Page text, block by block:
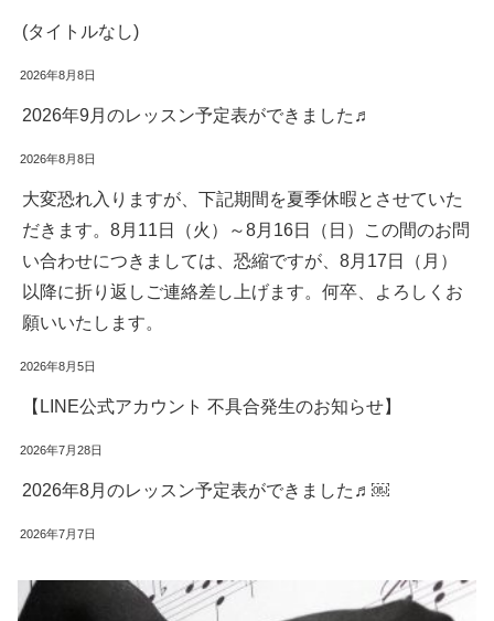
(タイトルなし)
2026年8月8日
2026年9月のレッスン予定表ができました♬
2026年8月8日
大変恐れ入りますが、下記期間を夏季休暇とさせていた
だきます。8月11日（火）～8月16日（日）この間のお問
い合わせにつきましては、恐縮ですが、8月17日（月）
以降に折り返しご連絡差し上げます。何卒、よろしくお
願いいたします。
2026年8月5日
【LINE公式アカウント 不具合発生のお知らせ】
2026年7月28日
2026年8月のレッスン予定表ができました♬￼
2026年7月7日